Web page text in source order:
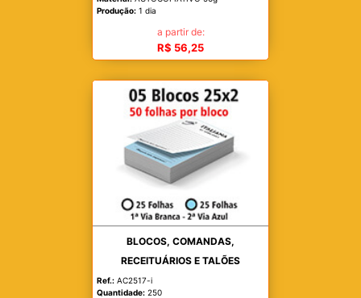
Produção: 1 dia
a partir de:
R$ 56,25
BLOCOS, COMANDAS,
RECEITUÁRIOS E TALÕES
Ref.: AC2517-i
Quantidade: 250